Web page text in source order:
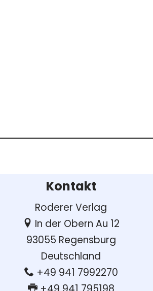
Kontakt
Roderer Verlag
In der Obern Au 12
93055 Regensburg
Deutschland
+49 941 7992270